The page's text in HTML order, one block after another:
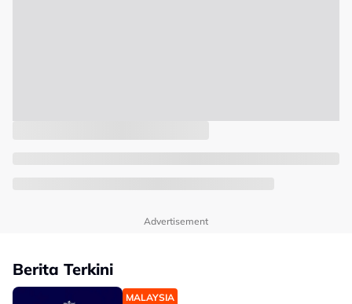
Advertisement
Berita Terkini
MALAYSIA